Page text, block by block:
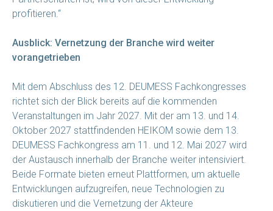
profitieren.“
Ausblick: Vernetzung der Branche wird weiter
vorangetrieben
Mit dem Abschluss des 12. DEUMESS Fachkongresses
richtet sich der Blick bereits auf die kommenden
Veranstaltungen im Jahr 2027. Mit der am 13. und 14.
Oktober 2027 stattfindenden HEIKOM sowie dem 13.
DEUMESS Fachkongress am 11. und 12. Mai 2027 wird
der Austausch innerhalb der Branche weiter intensiviert.
Beide Formate bieten erneut Plattformen, um aktuelle
Entwicklungen aufzugreifen, neue Technologien zu
diskutieren und die Vernetzung der Akteure